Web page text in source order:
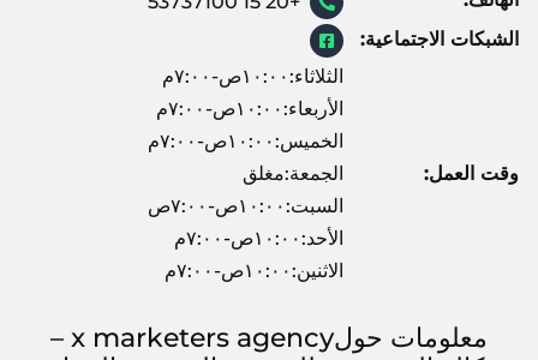
الشبكات الاجتماعية:
وقت العمل:
الثلاثاء:١٠:٠٠ص-٧:٠٠م
الأربعاء:١٠:٠٠ص-٧:٠٠م
الخميس:١٠:٠٠ص-٧:٠٠م
الجمعة:مغلق
السبت:١٠:٠٠ص-٧:٠٠ص
الأحد:١٠:٠٠ص-٧:٠٠م
الاثنين:١٠:٠٠ص-٧:٠٠م
معلومات حولx marketers agency –